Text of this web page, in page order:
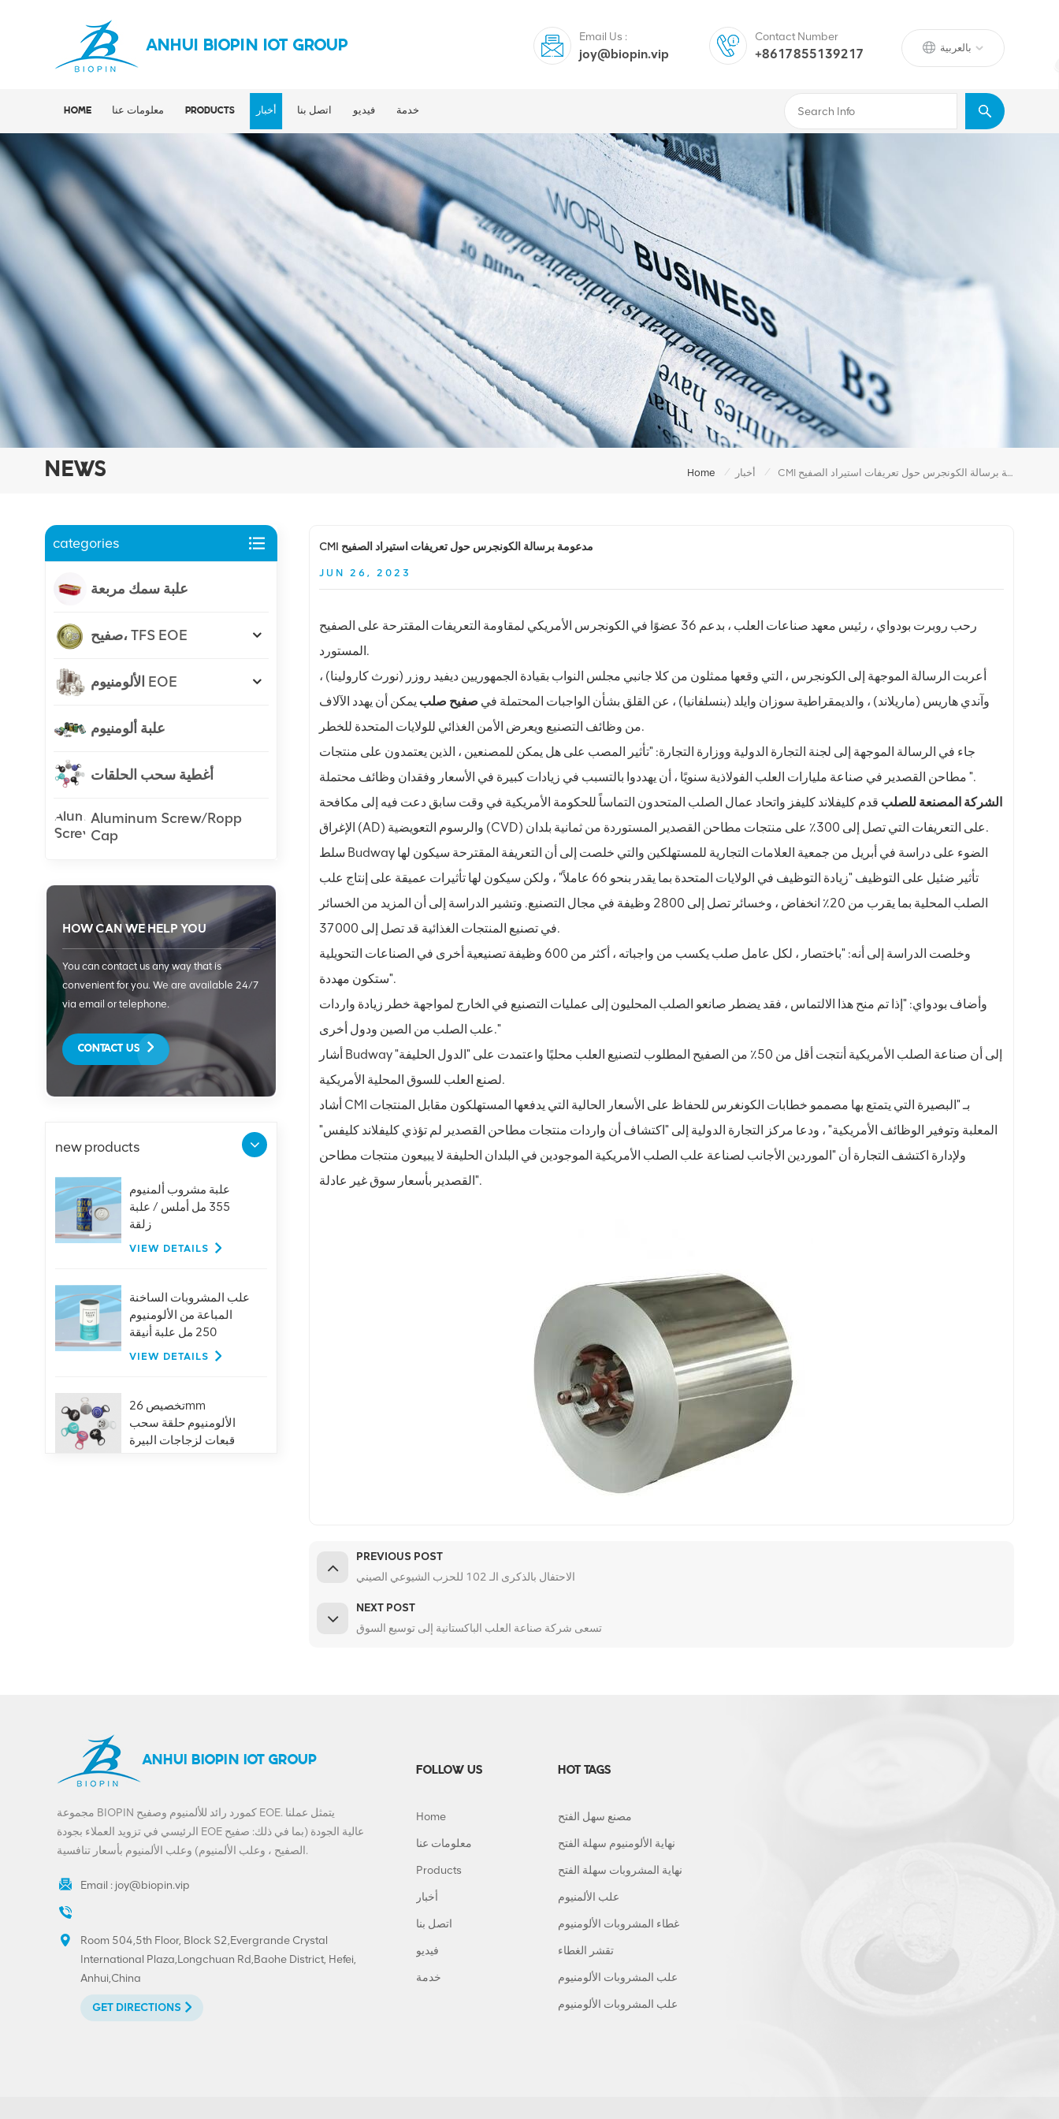
ANHUI BIOPIN IOT GROUP بالعربية
Email Us :
joy@biopin.vip
Contact Number
+8617855139217
HOME معلومات عنا PRODUCTS أخبار اتصل بنا فيديو خدمة
NEWS Home / أخبار / CMI مدعومة برسالة الكونجرس حول تعريفات استيراد الصفيح
CMI مدعومة برسالة الكونجرس حول تعريفات استيراد الصفيح
JUN 26, 2023
رحب روبرت بودواي ، رئيس معهد صناعات العلب ، بدعم 36 عضوًا في الكونجرس الأمريكي لمقاومة التعريفات المقترحة على الصفيح
المستورد.
أعربت الرسالة الموجهة إلى الكونجرس ، التي وقعها ممثلون من كلا جانبي مجلس النواب بقيادة الجمهوريين ديفيد روزر (نورث كارولينا) ،
وآندي هاريس (ماريلاند) ، والديمقراطية سوزان وايلد (بنسلفانيا) ، عن القلق بشأن الواجبات المحتملة في صفيح صلب يمكن أن يهدد الآلاف
من وظائف التصنيع ويعرض الأمن الغذائي للولايات المتحدة للخطر.
جاء في الرسالة الموجهة إلى لجنة التجارة الدولية ووزارة التجارة: "تأثير المصب على هل يمكن للمصنعين ، الذين يعتمدون على منتجات
مطاحن القصدير في صناعة مليارات العلب الفولاذية سنويًا ، أن يهددوا بالتسبب في زيادات كبيرة في الأسعار وفقدان وظائف محتملة ".
الشركة المصنعة للصلب قدم كليفلاند كليفز واتحاد عمال الصلب المتحدون التماساً للحكومة الأمريكية في وقت سابق دعت فيه إلى مكافحة
الإغراق (AD) والرسوم التعويضية (CVD) على التعريفات التي تصل إلى 300٪ على منتجات مطاحن القصدير المستوردة من ثمانية بلدان.
سلط Budway الضوء على دراسة في أبريل من جمعية العلامات التجارية للمستهلكين والتي خلصت إلى أن التعريفة المقترحة سيكون لها
تأثير ضئيل على التوظيف "زيادة التوظيف في الولايات المتحدة بما يقدر بنحو 66 عاملاً" ، ولكن سيكون لها تأثيرات عميقة على إنتاج علب
الصلب المحلية بما يقرب من 20٪ انخفاض ، وخسائر تصل إلى 2800 وظيفة في مجال التصنيع. وتشير الدراسة إلى أن المزيد من الخسائر
في تصنيع المنتجات الغذائية قد تصل إلى 37000.
وخلصت الدراسة إلى أنه: "باختصار ، لكل عامل صلب يكسب من واجباته ، أكثر من 600 وظيفة تصنيعية أخرى في الصناعات التحويلية
ستكون مهددة".
وأضاف بودواي: "إذا تم منح هذا الالتماس ، فقد يضطر صانعو الصلب المحليون إلى عمليات التصنيع في الخارج لمواجهة خطر زيادة واردات
علب الصلب من الصين ودول أخرى."
أشار Budway إلى أن صناعة الصلب الأمريكية أنتجت أقل من 50٪ من الصفيح المطلوب لتصنيع العلب محليًا واعتمدت على "الدول الحليفة"
لصنع العلب للسوق المحلية الأمريكية.
أشاد CMI بـ "البصيرة التي يتمتع بها مصممو خطابات الكونغرس للحفاظ على الأسعار الحالية التي يدفعها المستهلكون مقابل المنتجات
المعلبة وتوفير الوظائف الأمريكية" ، ودعا مركز التجارة الدولية إلى "اكتشاف أن واردات منتجات مطاحن القصدير لم تؤذي كليفلاند كليفس"
ولإدارة اكتشف التجارة أن "الموردين الأجانب لصناعة علب الصلب الأمريكية الموجودين في البلدان الحليفة لا يبيعون منتجات مطاحن
القصدير بأسعار سوق غير عادلة".
PREVIOUS POST
الاحتفال بالذكرى الـ 102 للحزب الشيوعي الصيني
NEXT POST
تسعى شركة صناعة العلب الباكستانية إلى توسيع السوق
categories
علبة سمك مربعة
صفيح، TFS EOE
الألومنيوم EOE
علبة ألومنيوم
أغطية سحب الحلقات
Aluminum Screw/Ropp
Cap
HOW CAN WE HELP YOU
You can contact us any way that is
convenient for you. We are available 24/7
via email or telephone.
CONTACT US
new products
علبة مشروب ألمنيوم
355 مل أملس / علبة
زلقة
VIEW DETAILS
علب المشروبات الساخنة
المباعة من الألومنيوم
250 مل علبة أنيقة
بأغطية
VIEW DETAILS
تخصيص 26mm
الألومنيوم حلقة سحب
قبعات لزجاجات البيرة
تقشر نهاية
حار بيع 202 # (52mm)
صفيح سهل الفتح نهاية
أغطية سحب حلقية
BIOPIN بحلقة بلاستيكية
ANHUI BIOPIN IOT GROUP
مجموعة BIOPIN كمورد رائد للألمنيوم وصفيح EOE. يتمثل عملنا
الرئيسي في تزويد العملاء بجودة EOE عالية الجودة (بما في ذلك: صفيح
الصفيح ، وعلب الألمنيوم) وعلب الألمنيوم بأسعار تنافسية.
Email : joy@biopin.vip
Room 504,5th Floor, Block S2,Evergrande Crystal
International Plaza,Longchuan Rd,Baohe District, Hefei,
Anhui,China
GET DIRECTIONS
FOLLOW US
Home
معلومات عنا
Products
أخبار
اتصل بنا
فيديو
خدمة
HOT TAGS
مصنع سهل الفتح
نهاية الألومنيوم سهلة الفتح
نهاية المشروبات سهلة الفتح
علب الألمنيوم
غطاء المشروبات الألومنيوم
تقشر الغطاء
علب المشروبات الألومنيوم
علب المشروبات الألومنيوم